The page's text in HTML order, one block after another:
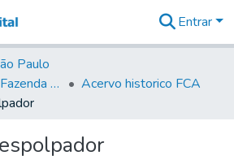
&
Coleções
Tudo na
Biblioteca
Estatísticas
Entrar
Paulo
Acervo Histório - Fazenda Lageado
Acervo historico FCA